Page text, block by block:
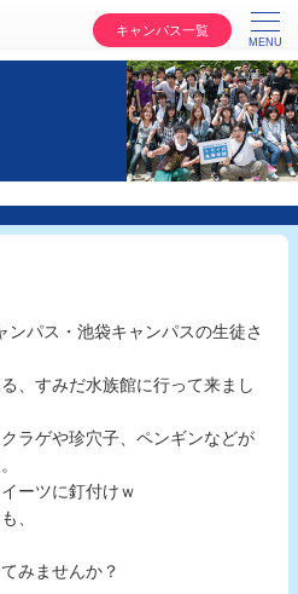
キャンパス一覧
ンパス・池袋キャンパスの生徒さ
、すみだ水族館に行って来まし
ラゲや珍穴子、ペンギンなどが
ーツに釘付けｗ
、
みませんか？